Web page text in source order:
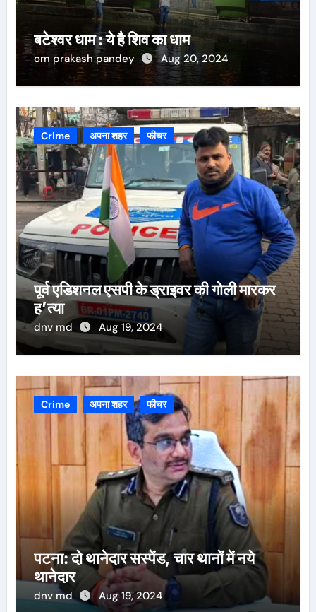
बटेश्वर धाम : ये है शिव का धाम
om prakash pandey Aug 20, 2024
Crime अपना शहर फीचर
पूर्व एडिशनल एसपी के ड्राइवर की गोली मारकर
ह’त्या
dnv md Aug 19, 2024
Crime अपना शहर फीचर
पटना: दो थानेदार सस्पेंड, चार थानों में नये
थानेदार
dnv md Aug 19, 2024